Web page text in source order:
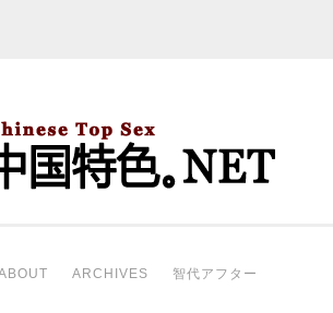
ARCHIVES 智代アフター